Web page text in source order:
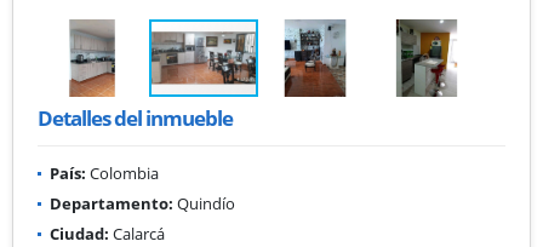
Detalles del inmueble
País: Colombia
Departamento: Quindío
Ciudad: Calarcá